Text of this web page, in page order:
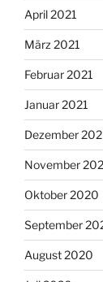
April 2021
März 2021
Februar 2021
Januar 2021
Dezember
November
Oktober 2020
September
August 2020